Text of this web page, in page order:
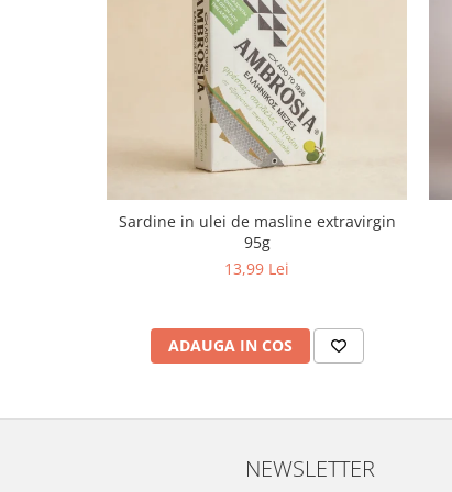
Sardine in ulei de masline extravirgin
95g
13,99 Lei
ADAUGA IN COS
NEWSLETTER